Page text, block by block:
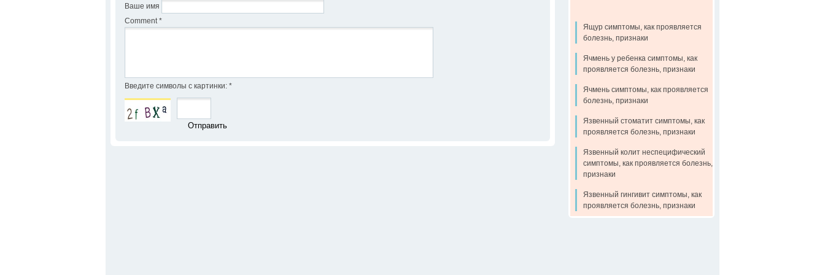
Ваше имя
Comment *
Введите символы с картинки: *
Ящур симптомы, как проявляется
болезнь, признаки
Ячмень у ребенка симптомы, как
проявляется болезнь, признаки
Ячмень симптомы, как проявляется
болезнь, признаки
Язвенный стоматит симптомы, как
проявляется болезнь, признаки
Язвенный колит неспецифический
симптомы, как проявляется болезнь,
признаки
Язвенный гингивит симптомы, как
проявляется болезнь, признаки